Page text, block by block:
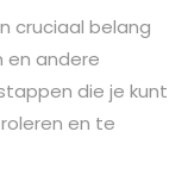
cruciaal belang
en andere
die je kunt
en te